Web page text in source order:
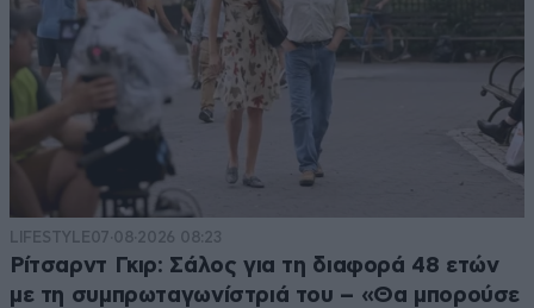
LIFESTYLE07·08·2026 08:23
Ρίτσαρντ Γκιρ: Σάλος για τη διαφορά 48 ετών
με τη συμπρωταγωνίστριά του – «Θα μπορούσε